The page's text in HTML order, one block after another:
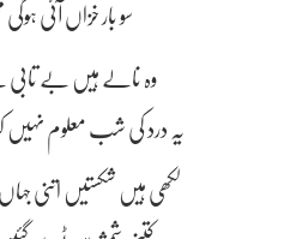
سو بار خزاں آئی
وہ نالے ہیں بے تابی
یہ درد کی شب معلوم
لکھی ہیں شکستیں اتنی